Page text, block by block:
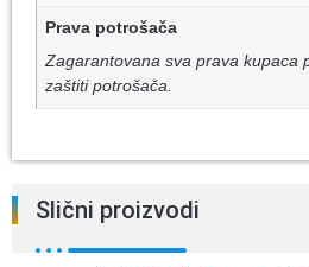
Prava potrošača
Zagarantovana sva prava kupaca
zaštiti potrošača.
Slični proizvodi